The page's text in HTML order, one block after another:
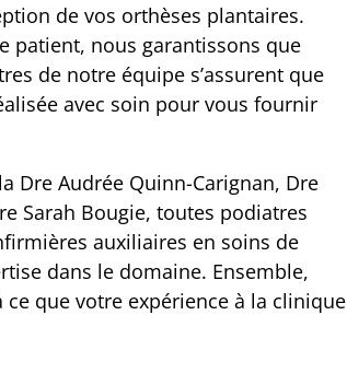
de vos orthèses plantaires.
patient, nous garantissons que
de notre équipe s’assurent que
avec soin pour vous fournir
Dre Audrée Quinn-Carignan, Dre
Sarah Bougie, toutes podiatres
auxiliaires en soins de
dans le domaine. Ensemble,
que votre expérience à la clinique